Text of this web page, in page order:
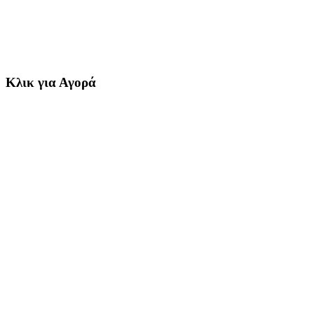
Κλικ για Αγορά